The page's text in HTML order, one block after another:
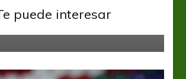
puede interesar
final de la Copa